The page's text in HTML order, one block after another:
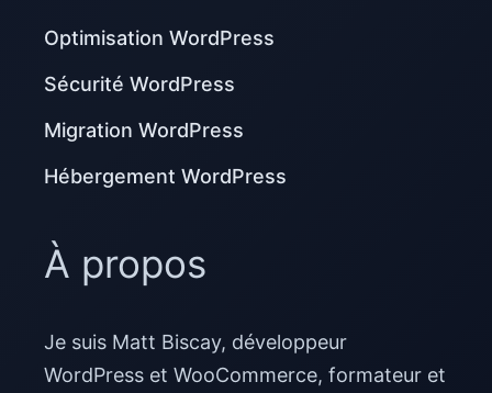
Optimisation WordPress
Sécurité WordPress
Migration WordPress
Hébergement WordPress
À propos
Je suis Matt Biscay, développeur
WordPress et WooCommerce, formateur et